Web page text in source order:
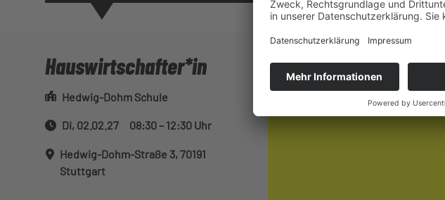
Hauswirtschafter*in
Hedwig-Dohm Schule
Di, 02.02.27 08:30 – 12:30 Uhr
Hedwig-Dohm-Straße 3, 70191
Stuttgart